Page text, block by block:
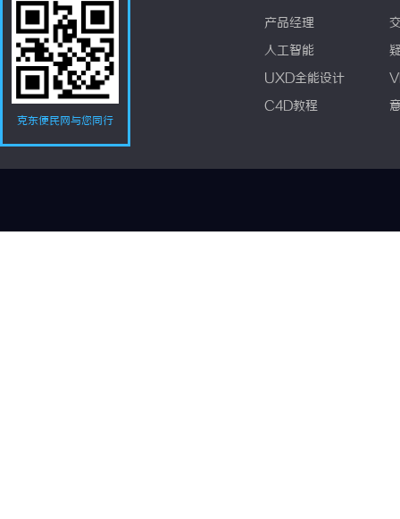
克东便民网与您同行
产品经理
人工智能
UXD全能设计
C4D教程